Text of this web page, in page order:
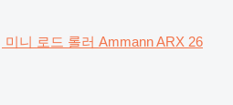
미니 로드 롤러 Ammann ARX 26